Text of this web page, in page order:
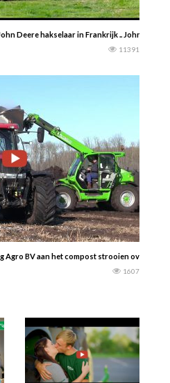
Deere hakselaar in Frankrijk .. John Deere
11391
BV aan het compost strooien over de
1607